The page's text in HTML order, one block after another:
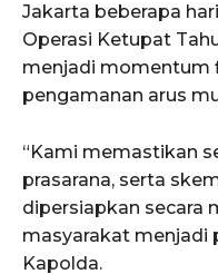
Jakarta beberapa
Operasi Ketupat
menjadi momentum
pengamanan arus
“Kami memastikan
prasarana, serta
dipersiapkan secara
masyarakat menjadi
Kapolda.